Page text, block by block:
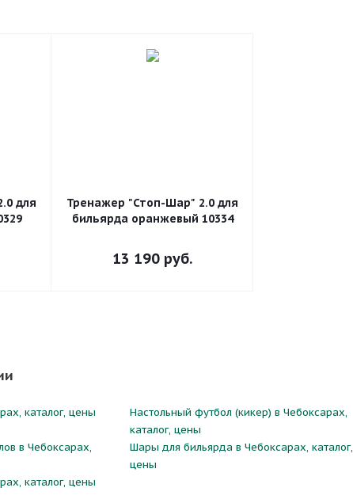
для
Тренажер "Стоп-Шар" 2.0 для
бильярда оранжевый 10334
13 190 руб.
каталог, цены
Настольный футбол (кикер) в Чебоксарах,
каталог, цены
в Чебоксарах,
Шары для бильярда в Чебоксарах, каталог,
цены
каталог, цены